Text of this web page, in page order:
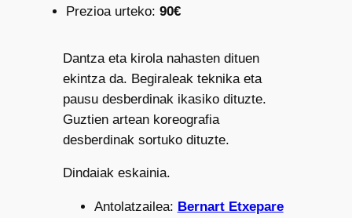
Prezioa urteko: 90€
Dantza eta kirola nahasten dituen
ekintza da. Begiraleak teknika eta
pausu desberdinak ikasiko dituzte.
Guztien artean koreografia
desberdinak sortuko dituzte.
Dindaiak eskainia.
Antolatzailea: Bernart Etxepare